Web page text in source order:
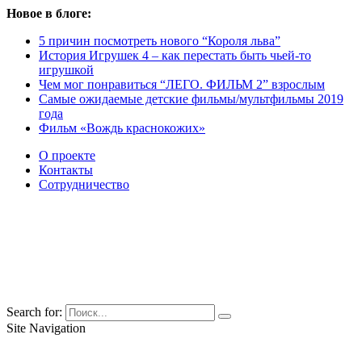
Новое в блоге:
5 причин посмотреть нового “Короля льва”
История Игрушек 4 – как перестать быть чьей-то
игрушкой
Чем мог понравиться “ЛЕГО. ФИЛЬМ 2” взрослым
Самые ожидаемые детские фильмы/мультфильмы 2019
года
Фильм «Вождь краснокожих»
О проекте
Контакты
Сотрудничество
Search for:
Site Navigation